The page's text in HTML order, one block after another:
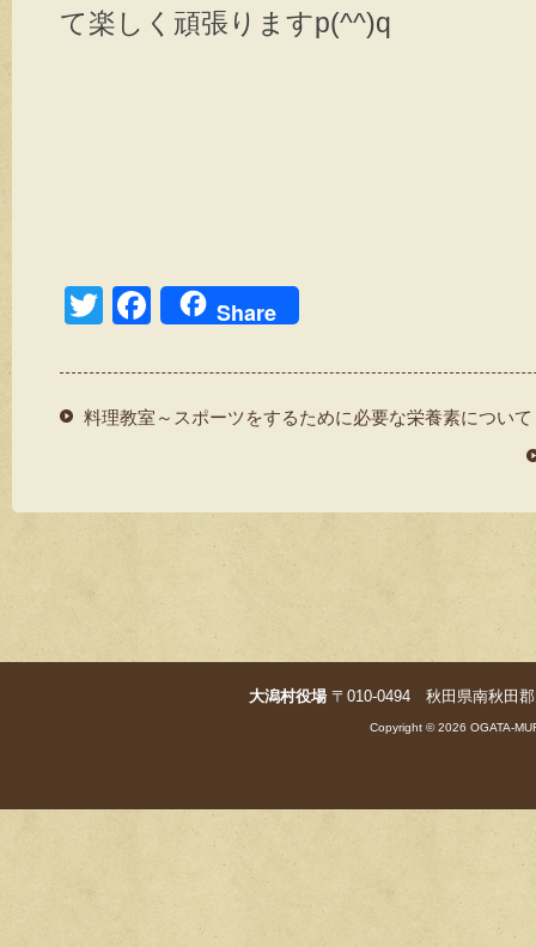
て楽しく頑張りますp(^^)q
T
tt
er
F
c
e
k
Share
料理教室～スポーツをするために必要な栄養素について
大潟村役場〒010-0494 秋田県南秋田
Copyright © 2026 OGATA-